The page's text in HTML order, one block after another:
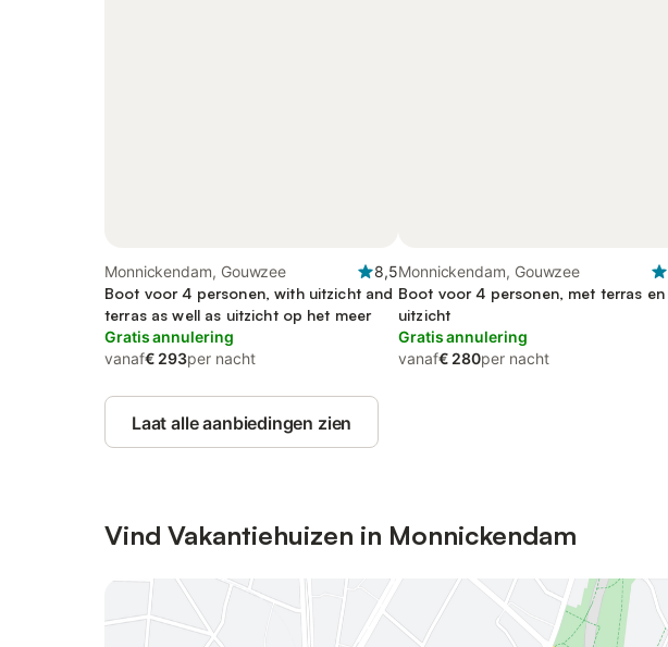
Monnickendam, Gouwzee
8,5
Boot voor 4 personen, with uitzicht and
terras as well as uitzicht op het meer
Gratis annulering
vanaf€ 293per nacht
Monnickendam, Gouwzee
Boot voor 4 personen, met terras en
uitzicht
Gratis annulering
vanaf€ 280per nacht
Laat alle aanbiedingen zien
Vind Vakantiehuizen in Monnickendam